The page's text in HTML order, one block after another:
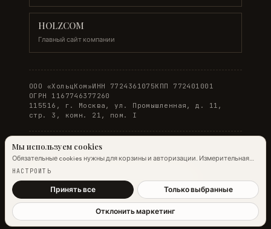
HOLZCOM
Главный сайт компании
ООО «ХольцКом»ИНН 7724361075КПП 772401001
ОГРН 1167746377260
115516, г. Москва, ул. Промышленная, д. 11,
стр. 3, комн. 21, пом. I
© 2026 WOODONLINE. Все права защищены.
Мы используем cookies
Обязательные cookies нужны для корзины и авторизации. Измерительная
аналитика Яндекс.Метрики работает на обычных страницах всегда;
Подробнее →
НАСТРОИТЬ
Принять все Только выбранные
Отклонить маркетинг